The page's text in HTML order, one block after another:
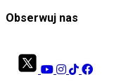
Obserwuj nas